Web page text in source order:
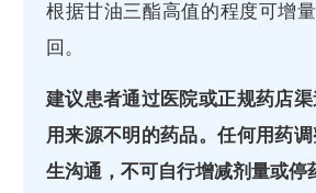
根据甘油三酯高值的程度可增
回。
建议患者通过医院或正规药店
用来源不明的药品。任何用药
生沟通，不可自行增减剂量或停